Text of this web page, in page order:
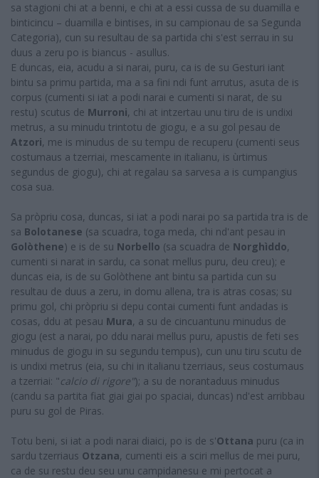
sa stagioni chi at a benni, e chi at a essi cussa de su duamilla e
binticincu – duamilla e bintises, in su campionau de sa Segunda
Categoria), cun su resultau de sa partida chi s'est serrau in su
duus a zeru po is biancus - asullus.
E duncas, eia, acudu a si narai, puru, ca is de su Gesturi iant
bintu sa primu partida, ma a sa fini ndi funt arrutus, asuta de is
corpus (cumenti si iat a podi narai e cumenti si narat, de su
restu) scutus de Murroni, chi at intzertau unu tiru de is undixi
metrus, a su minudu trintotu de giogu, e a su gol pesau de
Atzori, me is minudus de su tempu de recuperu (cumenti seus
costumaus a tzerriai, mescamente in italianu, is ùrtimus
segundus de giogu), chi at regalau sa sarvesa a is cumpangius
cosa sua.
Sa pròpriu cosa, duncas, si iat a podi narai po sa partida tra is de
sa Bolotanese (sa scuadra, toga meda, chi nd'ant pesau in
Golòthene) e is de su Norbello (sa scuadra de Norghìddo,
cumenti si narat in sardu, ca sonat mellus puru, deu creu); e
duncas eia, is de su Golòthene ant bintu sa partida cun su
resultau de duus a zeru, in domu allena, tra is atras cosas; su
primu gol, chi pròpriu si depu contai cumenti funt andadas is
cosas, ddu at pesau Mura, a su de cincuantunu minudus de
giogu (est a narai, po ddu narai mellus puru, apustis de feti ses
minudus de giogu in su segundu tempus), cun unu tiru scutu de
is undixi metrus (eia, su chi in italianu tzerriaus, seus costumaus
a tzerriai: "calcio di rigore"); a su de norantaduus minudus
(candu sa partita fiat giai giai po spaciai, duncas) nd'est arribbau
puru su gol de Piras.
Totu beni, si iat a podi narai diaici, po is de s'Ottana puru (ca in
sardu tzerriaus Otzana, cumenti eis a sciri mellus de mei puru,
ca de su restu deu seu unu campidanesu e mi pertocat a